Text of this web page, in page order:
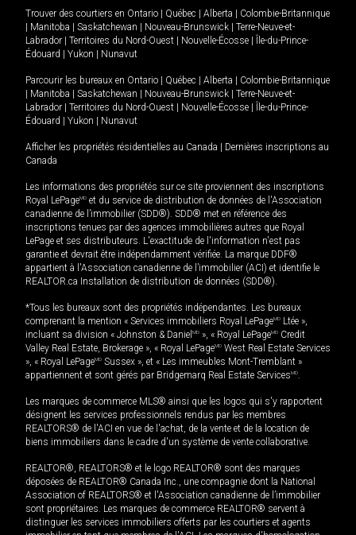
Trouver des courtiers en Ontario Québec Alberta
Colombie-Britannique
Manitoba Saskatchewan Nouveau-Brunswick
Terre-Neuve-et-
Labrador
Territoires du Nord-Ouest Nouvelle-Écosse
Île-du-Prince-
Édouard
Yukon Nunavut
Parcourir les bureaux en Ontario Québec Alberta
Colombie-Britannique
Manitoba Saskatchewan Nouveau-Brunswick
Terre-Neuve-et-
Labrador
Territoires du Nord-Ouest Nouvelle-Écosse
Île-du-Prince-
Édouard
Yukon Nunavut
Afficher les propriétés résidentielles au Canada
Dernières inscriptions au
Canada
Les informations des propriétés sur ce site proviennent des inscriptions
Royal LePageMD et du service de distribution de données de l'Association
canadienne de l’immobilier (SDD®). SDD® met en référence des
inscriptions tenues par des agences immobilières autres que Royal
LePage et ses distributeurs. L'exactitude de l'information n'est pas
garantie et devrait être indépendamment vérifiée. La marque DDF®
appartient à l'Association canadienne de l’immobilier (ACI) et identifie le
REALTOR.ca Installation de distribution de données (SDD®).
*Tous les bureaux sont des propriétés indépendantes. Les bureaux
comprenant la mention « Services immobiliers Royal LePageMD Ltée »,
incluant sa division « Johnston & Daniel MD », « Royal LePageMD Credit
Valley Real Estate, Brokerage », « Royal LePageMD West Real Estate Services
», « Royal LePageMD Sussex », et « Les immeubles Mont-Tremblant »
appartiennent et sont gérés par Bridgemarq Real Estate ServicesMD.
Les marques de commerce MLS® ainsi que les logos qui s'y rapportent
désignent les services professionnels rendus par les membres
REALTORS® de l'ACI en vue de l'achat, de la vente et de la location de
biens immobiliers dans le cadre d'un système de vente collaborative.
REALTOR®, REALTORS® et le logo REALTOR® sont des marques
déposées de REALTOR® Canada Inc., une compagnie dont la National
Association of REALTORS® et l'Association canadienne de l’immobilier
sont propriétaires. Les marques de commerce REALTOR® servent à
distinguer les services immobiliers offerts par les courtiers et agents